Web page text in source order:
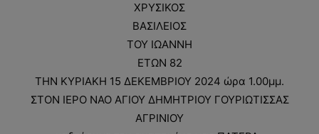
ΧΡΥΣΙΚΟΣ
ΒΑΣΙΛΕΙΟΣ
ΤΟΥ ΙΩΑΝΝΗ
ΕΤΩΝ 82
ΤΗΝ ΚΥΡΙΑΚΗ 15 ΔΕΚΕΜΒΡΙΟΥ 2024 ώρα 1.00μμ.
ΣΤΟΝ ΙΕΡΟ ΝΑΟ ΑΓΙΟΥ ΔΗΜΗΤΡΙΟΥ ΓΟΥΡΙΩΤΙΣΣΑΣ
ΑΓΡΙΝΙΟΥ